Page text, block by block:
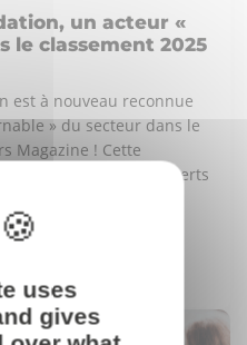
un acteur «
le classement 2025
est à nouveau reconnue
» du secteur dans le
Magazine ! Cette
quotidien de nos experts
dans leurs
uses
gives